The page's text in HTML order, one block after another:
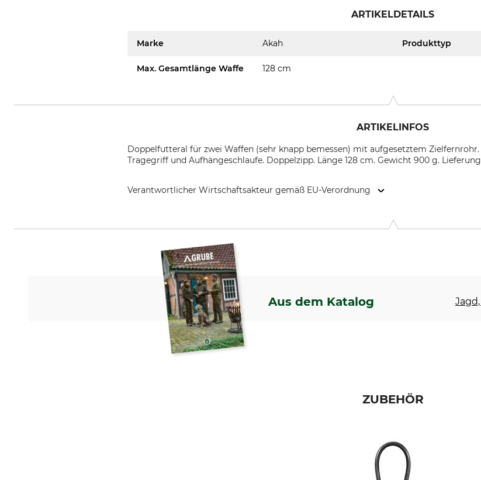
ARTIKELDETAILS
Marke Akah Produkttyp
Max. Gesamtlänge Waffe 128 cm
ARTIKELINFOS
Doppelfutteral für zwei Waffen (sehr knapp bemessen) mit aufgesetztem
Tragegriff und Aufhängeschlaufe. Doppelzipp. Länge 128 cm. Gewicht 900 g.
Verantwortlicher Wirtschaftsakteur gemäß EU-Verordnung
Aus dem Katalog
ZUBEHÖR